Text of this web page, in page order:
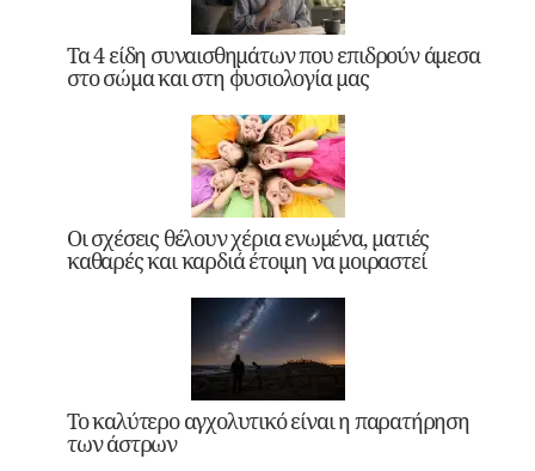
Τα 4 είδη συναισθημάτων που επιδρούν άμεσα
στο σώμα και στη φυσιολογία μας
Οι σχέσεις θέλουν χέρια ενωμένα, ματιές
καθαρές και καρδιά έτοιμη να μοιραστεί
Το καλύτερο αγχολυτικό είναι η παρατήρηση
των άστρων